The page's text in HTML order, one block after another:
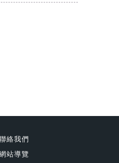
絡我們
站導覽